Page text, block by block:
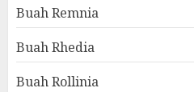
Buah Remnia
Buah Rhedia
Buah Rollinia